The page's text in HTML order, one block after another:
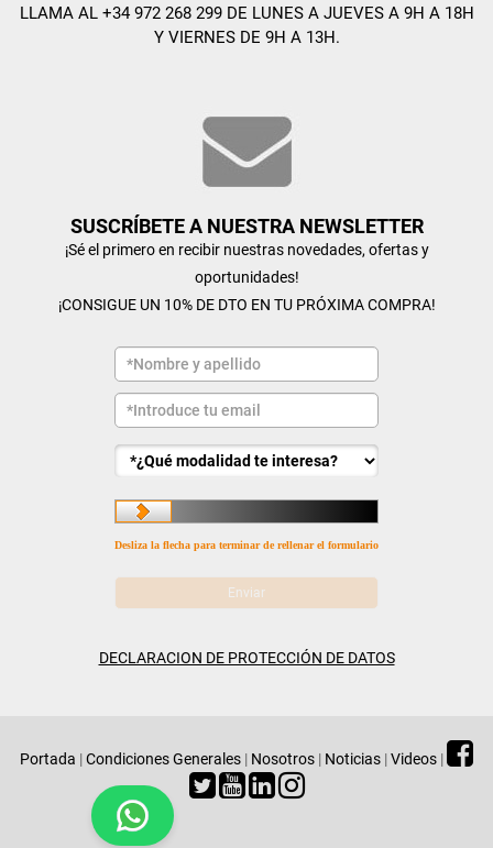
LLAMA AL +34 972 268 299 DE LUNES A JUEVES A 9H A 18H
Y VIERNES DE 9H A 13H.
SUSCRÍBETE A NUESTRA NEWSLETTER
¡Sé el primero en recibir nuestras novedades, ofertas y
oportunidades!
¡CONSIGUE UN 10% DE DTO EN TU PRÓXIMA COMPRA!
Desliza la flecha para terminar de rellenar el formulario
DECLARACION DE PROTECCIÓN DE DATOS
Portada |Condiciones Generales | Nosotros | Noticias |Videos |